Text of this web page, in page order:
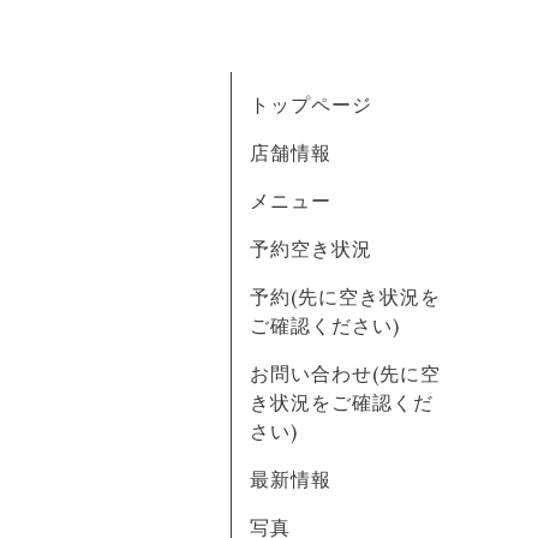
トップページ
店舗情報
メニュー
予約空き状況
予約(先に空き状況を
ご確認ください)
お問い合わせ(先に空
き状況をご確認くだ
さい)
最新情報
写真